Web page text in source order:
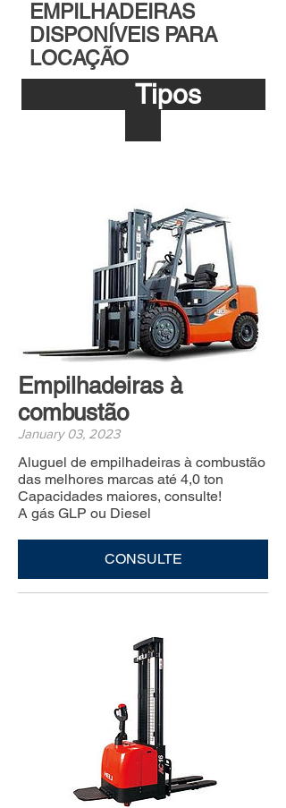
EMPILHADEIRAS
DISPONÍVEIS PARA
LOCAÇÃO
Tipos
Empilhadeiras à
combustão
January 03, 2023
Aluguel de empilhadeiras à combustão
das melhores marcas até 4,0 ton
Capacidades maiores, consulte!
A gás GLP ou Diesel
CONSULTE